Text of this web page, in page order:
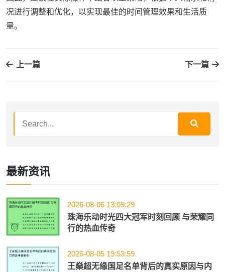
况进行调整和优化，以实现最佳的时间管理效果和生活质
量。
上一篇 下一篇
最新资讯
2026-08-06 13:09:29
珠海乐动时光四大冠军时刻回顾 与荣耀同
行的热血传奇
2026-08-05 19:53:59
王燊超无缘国足名单背后的真实原因与内